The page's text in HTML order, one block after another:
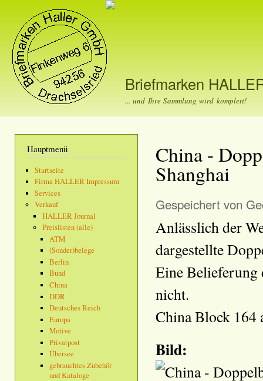
Briefmarken
... und Ihre Sammlung wird komplett!
Hauptmenü
Startseite
Firma HALLER Impressum
Services
Verkauf
HALLER Journal
Preislisten (alle)
ATM
(Sonder)belege
Berlin
Bund
China
DDR
Deutsches Reich
Europa
Motive
Privatpost
Übersee
gebrauchtes Zubehör
und Kataloge
China -
Shanghai
Gespeichert von
Anlässlich der
dargestellte
Eine Belieferung
nicht.
China Block 164
Bild: